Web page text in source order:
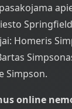
Homeris
Simpson.
online